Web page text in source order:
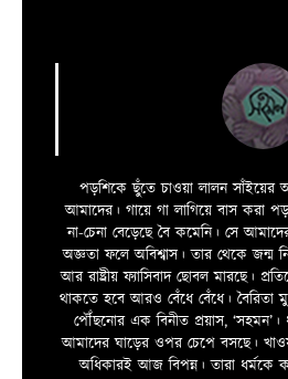
পড়শিকে ছুঁতে চাওয়া লালন সাঁইয়ের
আমাদের। গায়ে গা লাগিয়ে বাস করা
না-চেনা বেড়েছে বৈ কমেনি। সে
অজ্ঞতা ফলে অবিশ্বাস। তার থেকে জন্ম
আর রাষ্ট্রীয় ফ্যাসিবাদ ছোবল মারছে।
থাকতে হবে আরও বেঁধে বেঁধে। বৈরিতা
পৌঁছনোর এক বিনীত প্রয়াস, ‘সহমন’।
আমাদের ঘাড়ের ওপর চেপে বসছে।
অধিকারই আজ বিপন্ন। তারা ধর্মকে